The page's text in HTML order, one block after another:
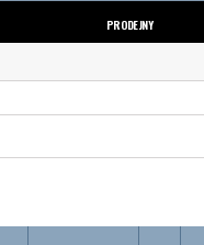
PRODEJNY